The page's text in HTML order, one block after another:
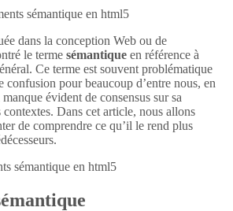
dans la conception Web ou de
le terme sémantique en référence à
Ce terme est souvent problématique
confusion pour beaucoup d’entre nous, en
évident de consensus sur sa
Dans cet article, nous allons
de comprendre ce qu’il le rend plus
sémantique en html5